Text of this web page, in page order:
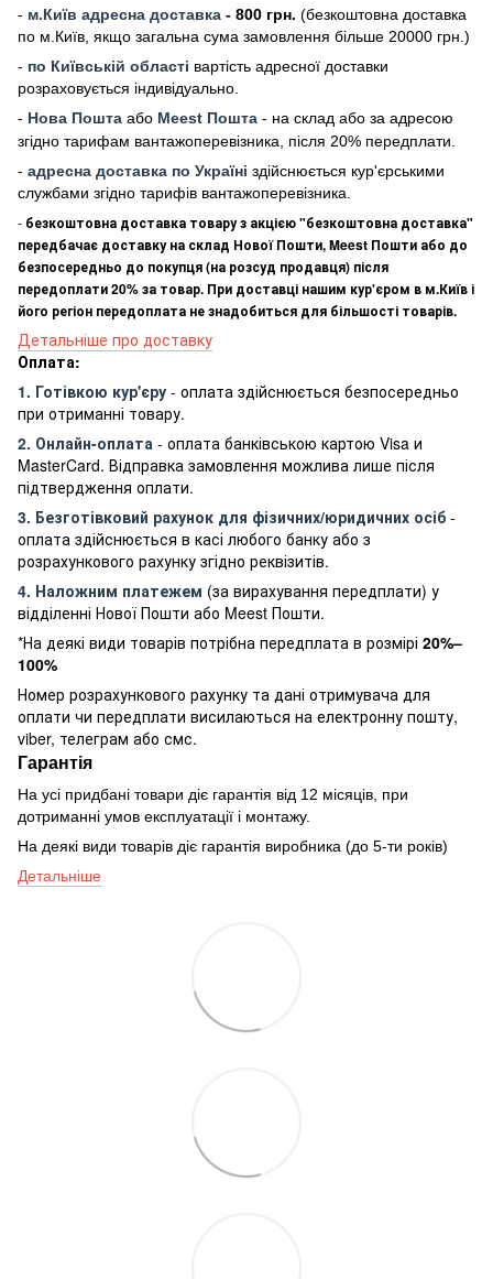
- м.Київ адресна доставка - 800 грн. (безкоштовна доставка
по м.Київ, якщо загальна сума замовлення більше 20000 грн .)
- по Київській області вартість адресної доставки
розраховується індивідуально.
- Нова Пошта або Meest Пошта - на склад або за адресою
згідно тарифам вантажоперевізника, після 20% передплати.
- адресна доставка по Україні здійснюється кур'єрськими
службами згідно тарифів вантажоперевізника.
- безкоштовна доставка товару з акцією "безкоштовна доставка"
передбачає доставку на склад Нової Пошти, Meest Пошти або до
безпосередньо до покупця (на розсуд продавця) після
передоплати 20% за товар. При доставці нашим кур'єром в м.Київ і
його регіон передоплата не знадобиться для більшості товарів.
Детальніше про доставку
Оплата:
1. Готівкою кур'єру - оплата здійснюється безпосередньо
при отриманні товару.
2. Онлайн-оплата - оплата банківською картою Visa и
MasterCard. Відправка замовлення можлива лише після
підтвердження оплати.
3. Безготівковий рахунок для фізичних/юридичних осіб -
оплата здійснюється в касі любого банку або з
розрахункового рахунку згідно реквізитів.
4. Наложним платежем (за вирахування передплати) у
відділенні Нової Пошти або Meest Пошти.
*На деякі види товарів потрібна передплата в розмірі 20%–
100%
Номер розрахункового рахунку та дані отримувача для
оплати чи передплати висилаються на електронну пошту,
viber, телеграм або смс.
Гарантія
На усі придбані товари діє гарантія від 12 місяців, при
дотриманні умов експлуатації і монтажу.
На деякі види товарів діє гарантія виробника (до 5-ти років)
Детальніше